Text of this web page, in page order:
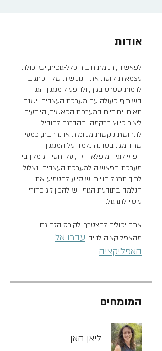
אודות
לפאשיה, רקמת חיבור כלל-גופית, יש יכולת
עצמאית לווסת את הנוקשות שלה כתגובה
לרמות סטרס בגוף, ולהפעיל מנגנון הגנה
בשיתוף פעולה עם מערכת העצבים. ישנם
תאים ייחודיים במערכת הפאשיה, היודעים
ליצור כיווץ ברקמה ובהדרגה להוביל
לתחושת נוקשות מקומית או נרחבת, כמעין
שריון מגן. בסדנה נלמד על המנגנון
הפיזיולוגי המופלא הזה, על יחסי הגומלין בין
מערכת הפאשיה למערכת העצבים ונצלול
לתוך תרגול חווייתי שיסייע להטמיע את
הנלמד בתודעת הגוף. יש להכין זוג כדורי
עיסוי לתרגול.
אתם יכולים להצטרף לקורס הזה גם
מהאפליקציה לנייד. עברו אל
האפליקציה
המומחים
ליאן האן